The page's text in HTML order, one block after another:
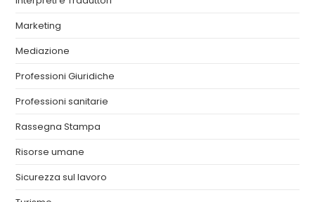
Marketing
Mediazione
Professioni Giuridiche
Professioni sanitarie
Rassegna Stampa
Risorse umane
Sicurezza sul lavoro